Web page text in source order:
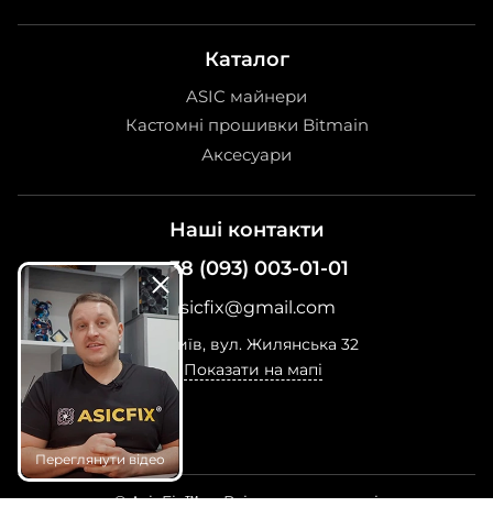
Каталог
ASIC майнери
Кастомні прошивки Bitmain
Аксесуари
Наші контакти
+38 (093) 003-01-01
asicfix@gmail.com
м. Київ, вул. Жилянська 32
Показати на мапі
© AsicFix™ — Всі права захищені
Переглянути відео